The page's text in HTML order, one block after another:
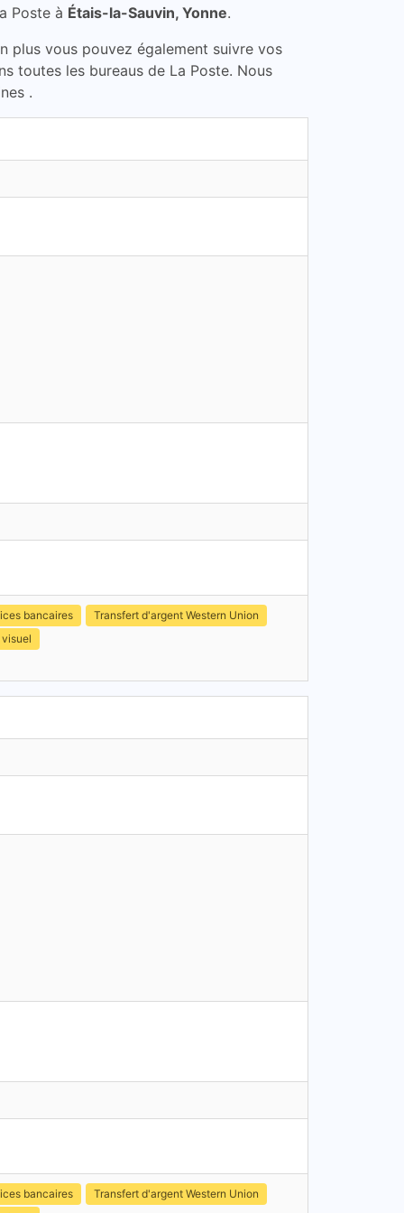
Poste à Étais-la-Sauvin, Yonne.
plus vous pouvez également suivre vos
toutes les bureaus de La Poste. Nous
.
bancaires
Transfert d'argent Western Union
bancaires
Transfert d'argent Western Union